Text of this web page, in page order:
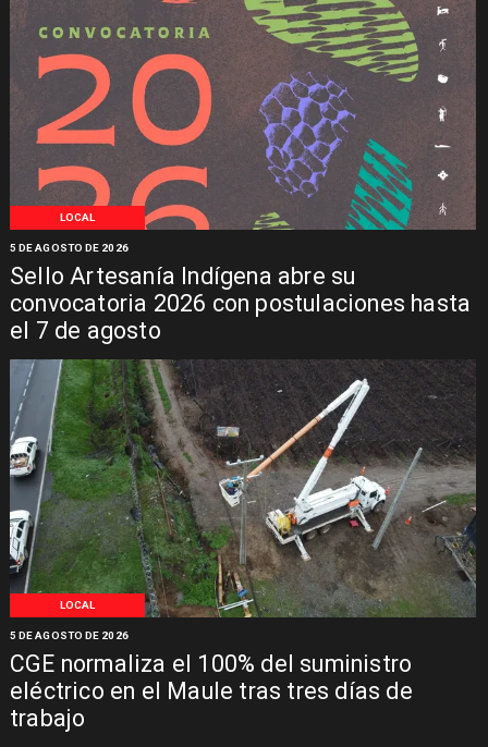
LOCAL
Sello Artesanía Indígena abre su
convocatoria 2026 con postulaciones hasta
el 7 de agosto
5 DE AGOSTO DE 2026
LOCAL
CGE normaliza el 100% del suministro
eléctrico en el Maule tras tres días de
trabajo
5 DE AGOSTO DE 2026